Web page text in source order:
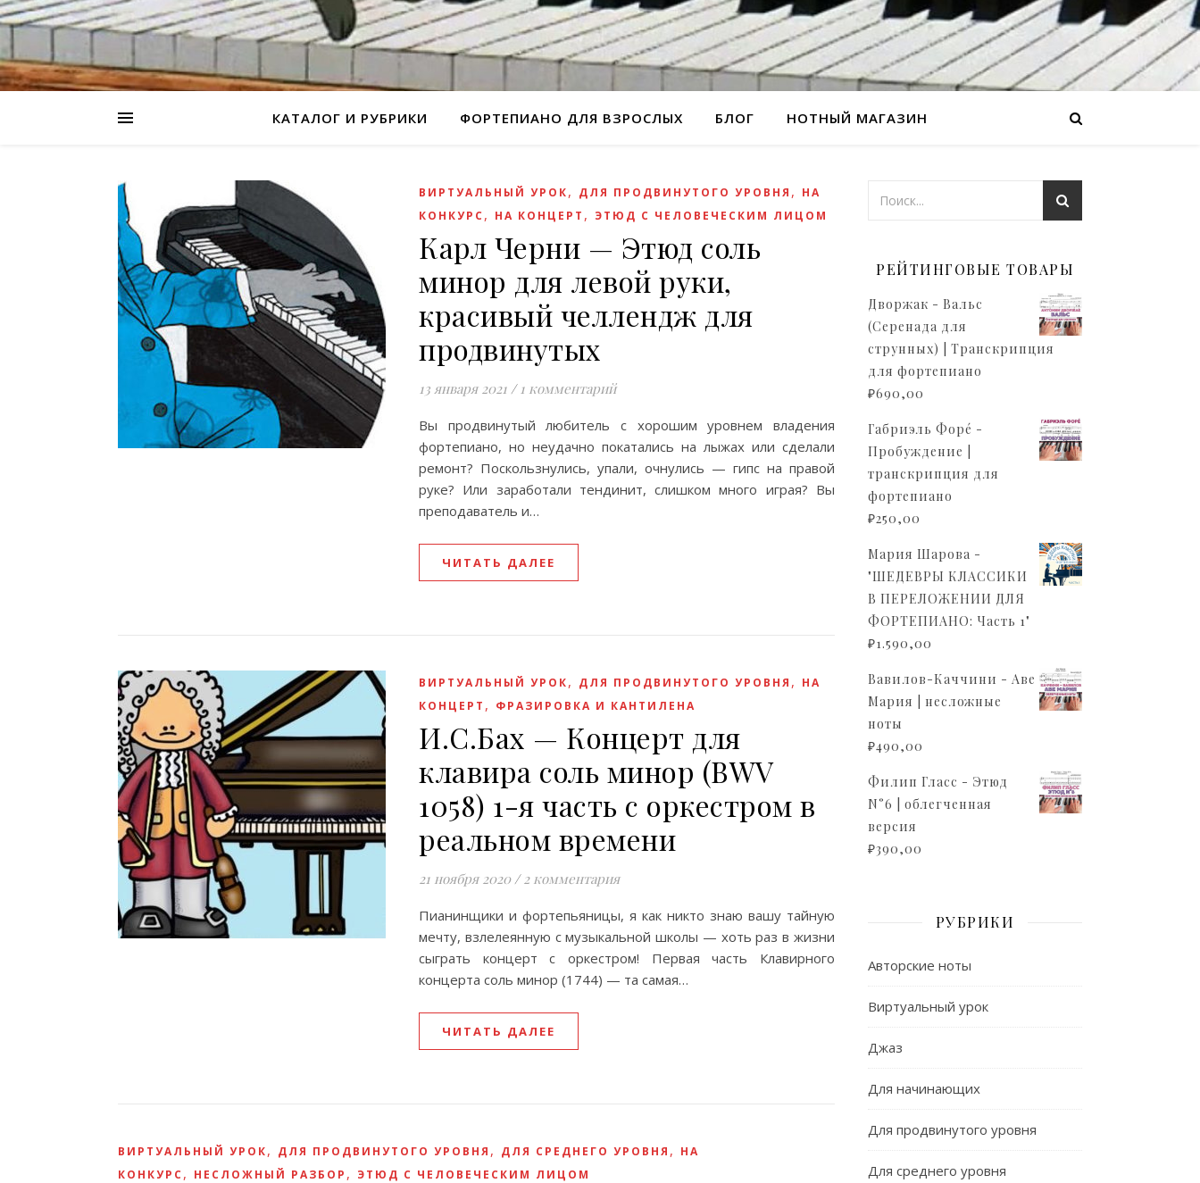
КАТАЛОГ И РУБРИКИ ФОРТЕПИАНО ДЛЯ ВЗРОСЛЫХ БЛОГ НОТНЫЙ МАГАЗИН
ВИРТУАЛЬНЫЙ УРОК, ДЛЯ ПРОДВИНУТОГО УРОВНЯ , НА
КОНКУРС , НА КОНЦЕРТ , ЭТЮД С ЧЕЛОВЕЧЕСКИМ ЛИЦОМ
Карл Черни — Этюд соль
минор для левой руки,
красивый челлендж для
продвинутых
13 января 2021 / 1 комментарий
Вы продвинутый любитель с хорошим уровнем владения
фортепиано, но неудачно покатались на лыжах или cделали
ремонт? Поскользнулись, упали, очнулись — гипс на правой
руке? Или заработали тeндинит, слишком много играя? Вы
преподаватель и…
ЧИТАТЬ ДАЛЕЕ
ВИРТУАЛЬНЫЙ УРОК, ДЛЯ ПРОДВИНУТОГО УРОВНЯ , НА
КОНЦЕРТ , ФРАЗИРОВКА И КАНТИЛЕНА
И.С.Бах — Концерт для
клавира соль минор (BWV
1058) 1-я часть с оркестром в
реальном времени
21 ноября 2020 / 2 комментария
Пианинщики и фортепьяницы, я как никто знаю вашу тайную
мечту, взлелеянную с музыкальной школы — хоть раз в жизни
сыграть концерт с оркестром! Первая часть Клавирного
концерта соль минор (1744) — та самая…
ЧИТАТЬ ДАЛЕЕ
ВИРТУАЛЬНЫЙ УРОК, ДЛЯ ПРОДВИНУТОГО УРОВНЯ , ДЛЯ СРЕДНЕГО УРОВНЯ , НА
КОНКУРС , НЕСЛОЖНЫЙ РАЗБОР , ЭТЮД С ЧЕЛОВЕЧЕСКИМ ЛИЦОМ
РЕЙТИНГОВЫЕ ТОВАРЫ
Дворжак - Вальс
(Серенада для
струнных) | Транскрипция
для фортепиано
₽690,00
Габриэль Форé -
Пробуждение |
транскрипция для
фортепиано
₽250,00
Мария Шарова -
"ШЕДЕВРЫ КЛАССИКИ
В ПЕРЕЛОЖЕНИИ ДЛЯ
ФОРТЕПИАНО: Часть 1"
₽1.590,00
Вавилов-Каччини - Аве
Мария | несложные
ноты
₽490,00
Филип Гласс - Этюд
N°6 | облегченная
версия
₽390,00
РУБРИКИ
Авторские ноты
Виртуальный урок
Джаз
Для начинающих
Для продвинутого уровня
Для среднего уровня